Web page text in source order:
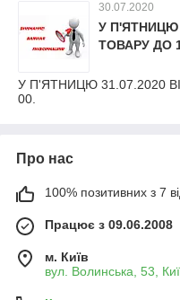
30.07.2020
У П'ЯТНИЦЮ
ТОВАРУ ДО
У П'ЯТНИЦЮ 31.07.2020
00.
Про нас
100% позитивних з 7
Працює з 09.06.2008
м. Київ
вул. Волинська, 53,